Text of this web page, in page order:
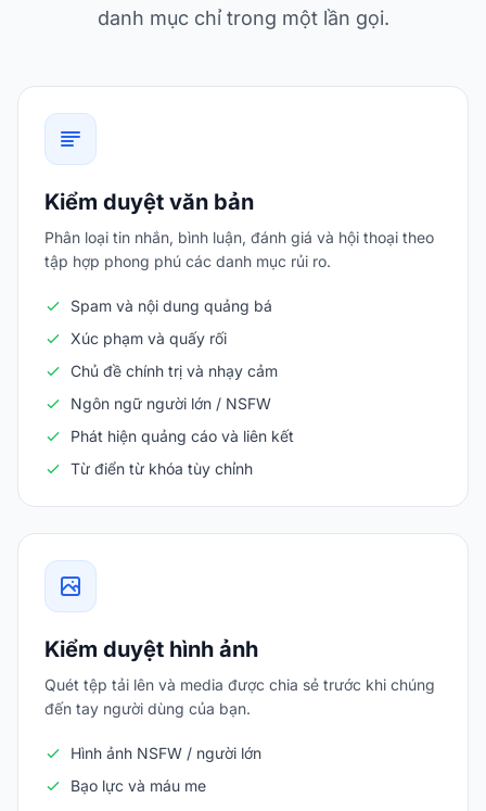
danh mục chỉ trong một lần gọi.
Kiểm duyệt văn bản
Phân loại tin nhắn, bình luận, đánh giá và hội thoại theo
tập hợp phong phú các danh mục rủi ro.
Spam và nội dung quảng bá
Xúc phạm và quấy rối
Chủ đề chính trị và nhạy cảm
Ngôn ngữ người lớn / NSFW
Phát hiện quảng cáo và liên kết
Từ điển từ khóa tùy chỉnh
Kiểm duyệt hình ảnh
Quét tệp tải lên và media được chia sẻ trước khi chúng
đến tay người dùng của bạn.
Hình ảnh NSFW / người lớn
Bạo lực và máu me